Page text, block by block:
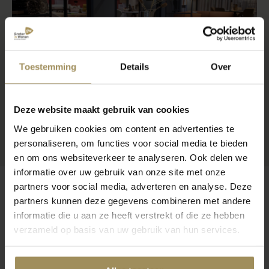
Toestemming Details Over
Deze website maakt gebruik van cookies
We gebruiken cookies om content en advertenties te
personaliseren, om functies voor social media te bieden
en om ons websiteverkeer te analyseren. Ook delen we
informatie over uw gebruik van onze site met onze
partners voor social media, adverteren en analyse. Deze
partners kunnen deze gegevens combineren met andere
informatie die u aan ze heeft verstrekt of die ze hebben
verzameld op basis van uw gebruik van hun services.
Op zoek naar meer inspiratie?